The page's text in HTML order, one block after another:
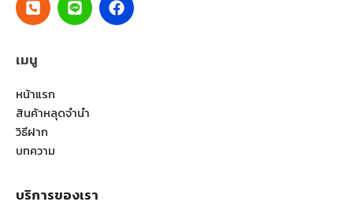
เมนู
หน้าแรก
สินค้าหลุดจำนำ
วิธีฝาก
บทความ
บริการของเรา